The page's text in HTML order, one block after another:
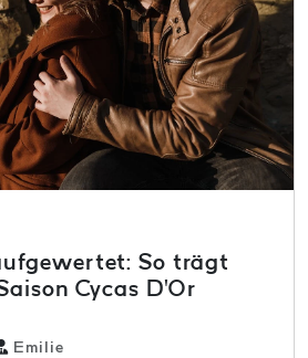
So trägt
Cycas D'Or
Emilie